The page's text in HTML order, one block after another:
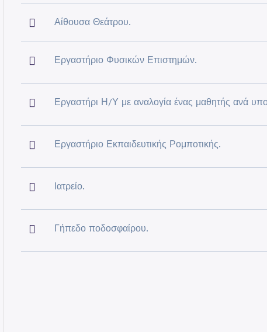
Αίθουσα Θεάτρου.
Εργαστήριο Φυσικών Επιστημών.
Εργαστήρι Η/Υ με αναλογία ένας μαθητής ανά
Εργαστήριο Εκπαιδευτικής Ρομποτικής.
Ιατρείο.
Γήπεδο ποδοσφαίρου.